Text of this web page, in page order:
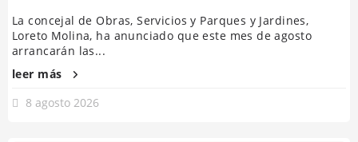
La concejal de Obras, Servicios y Parques y Jardines,
Loreto Molina, ha anunciado que este mes de agosto
arrancarán las...
leer más
8 agosto 2026